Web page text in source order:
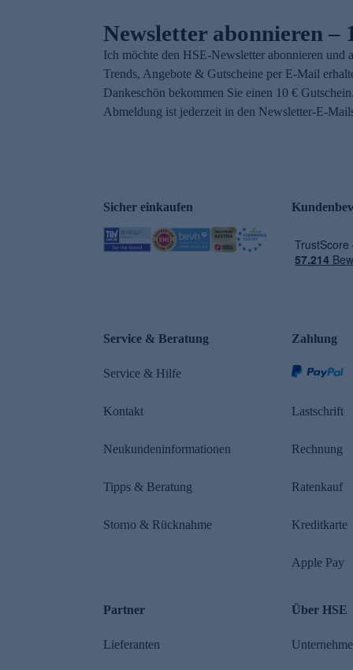
Newsletter abonnieren –
Ich möchte den HSE-Newsletter abonnieren und
Trends, Angebote & Gutscheine per E-Mail
Dankeschön bekommen Sie einen 10 €
Abmeldung ist jederzeit in den Newsletter-E-
Sicher einkaufen
Service & Beratung
Service & Hilfe
Kontakt
Neukundeninformationen
Tipps & Beratung
Storno & Rücknahme
Zahlung
Lastschrift
Rechnung
Ratenkauf
Kreditkarte
Apple Pay
Partner
Lieferanten
Über HSE